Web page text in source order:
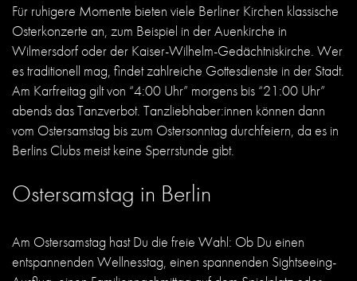
Für ruhigere Momente bieten viele Berliner Kirchen klassische
Osterkonzerte an, zum Beispiel in der Auenkirche in
Wilmersdorf oder der Kaiser-Wilhelm-Gedächtniskirche. Wer
es traditionell mag, findet zahlreiche Gottesdienste in der Stadt.
Am Karfreitag gilt von “4:00 Uhr” morgens bis “21:00 Uhr”
abends das Tanzverbot. Tanzliebhaber:innen können dann
vom Ostersamstag bis zum Ostersonntag durchfeiern, da es in
Berlins Clubs meist keine Sperrstunde gibt.
Ostersamstag in Berlin
Am Ostersamstag hast Du die freie Wahl: Ob Du einen
entspannenden Wellnesstag, einen spannenden Sightseeing-